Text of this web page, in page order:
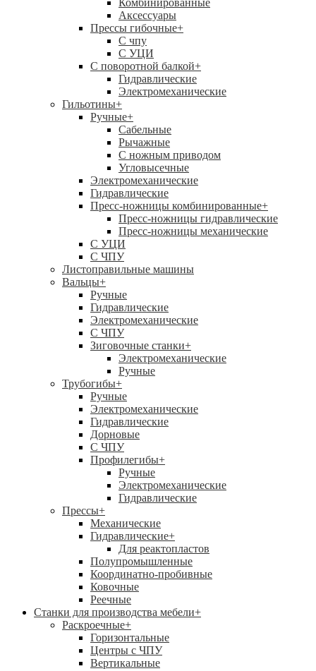
Комбинированные
Аксессуары
Прессы гибочные+
C чпу
С УЦИ
С поворотной балкой+
Гидравлические
Электромеханические
Гильотины+
Ручные+
Сабельные
Рычажные
С ножным приводом
Угловысечные
Электромеханические
Гидравлические
Пресс-ножницы комбинированные+
Пресс-ножницы гидравлические
Пресс-ножницы механические
С УЦИ
С ЧПУ
Листоправильные машины
Вальцы+
Ручные
Гидравлические
Электромеханические
С ЧПУ
Зиговочные станки+
Электромеханические
Ручные
Трубогибы+
Ручные
Электромеханические
Гидравлические
Дорновые
С ЧПУ
Профилегибы+
Ручные
Электромеханические
Гидравлические
Прессы+
Механические
Гидравлические+
Для реактопластов
Полупромышленные
Координатно-пробивные
Ковочные
Реечные
Станки для производства мебели+
Раскроечные+
Горизонтальные
Центры с ЧПУ
Вертикальные